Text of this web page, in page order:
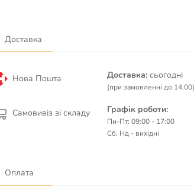
Доставка
Нова Пошта Доставка: сьогодні
(при замовленні до 14:00)
Самовивіз зі складу Графік роботи:
Пн-Пт: 09:00 - 17:00
Сб, Нд - вихідні
Оплата